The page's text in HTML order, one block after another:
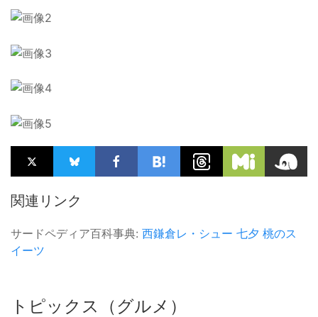
関連リンク
サードペディア百科事典: 西鎌倉レ・シュー 七夕 桃のス
イーツ
トピックス（グルメ）